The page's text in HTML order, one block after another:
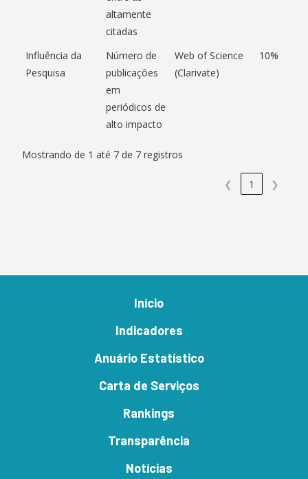
altamente
citadas
Influência da
Pesquisa
Número de
publicações
em
periódicos de
alto impacto
Web of Science
(Clarivate)
10%
Mostrando de 1 até 7 de 7 registros
❮ 1 ❯
Início
Indicadores
Anuário Estatístico
Carta de Serviços
Rankings
Transparência
Notícias